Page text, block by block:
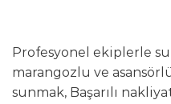
Profesyonel ekiplerle
marangozlu ve
sunmak, Başarılı